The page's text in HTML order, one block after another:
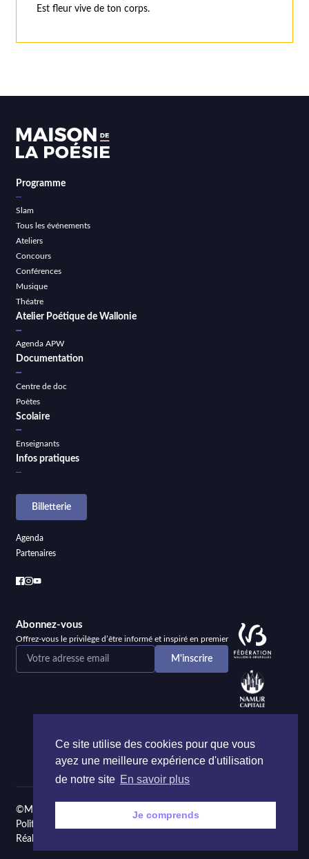
Est fleur vive de ton corps.
Programme
Slam
Tous les événements
Ateliers
Concours
Conférences
Musique
Théatre
Atelier Poétique de Wallonie
Agenda APW
Documentation
Centre de doc
Poètes
Scolaire
Enseignants
Infos pratiques
Billetterie
Agenda
Partenaires
Abonnez-vous
Offrez-vous le privilège d’être informé et inspiré en premier
©Maison de la Poésie et de la Langue française Namur
Politique de confidentialité
Réalisé par
Ce site utilise des cookies pour que vous
ayez une meilleure expérience d'utilisation
de notre site En savoir plus
Je comprends